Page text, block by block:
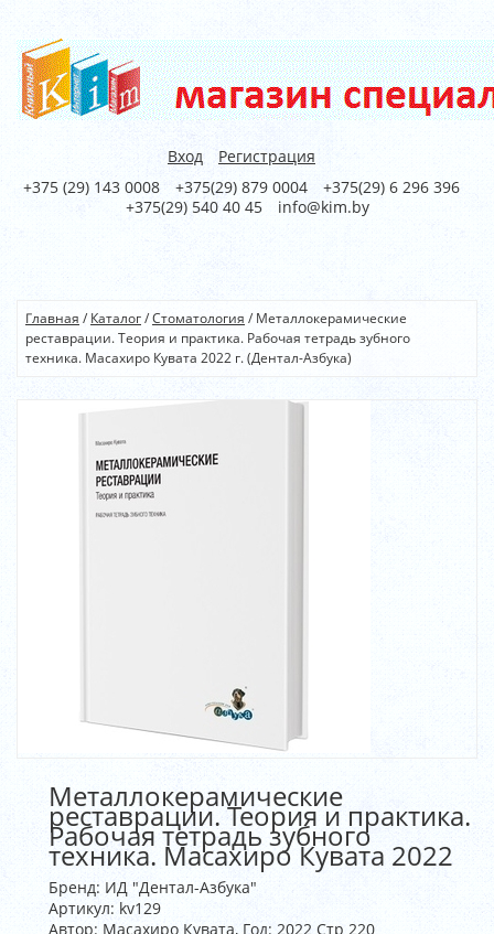
Вход
Регистрация
+375 (29) 143 0008
+375(29) 879 0004
+375(29) 6 296 396
+375(29) 540 40 45
info@kim.by
Главная /Каталог/Стоматология / Металлокерамические
реставрации. Теория и практика. Рабочая тетрадь зубного
техника. Масахиро Кувата 2022 г. (Дентал-Азбука)
Металлокерамические
реставрации. Теория и практика.
Рабочая тетрадь зубного
техника. Масахиро Кувата 2022
Бренд: ИД "Дентал-Азбука"
Артикул: kv129
Автор: Масахиро Кувата, Год: 2022 Стр 220